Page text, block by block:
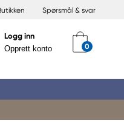
Spørsmål & svar
Logg inn
Opprett konto